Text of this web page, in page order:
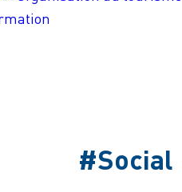
#Social